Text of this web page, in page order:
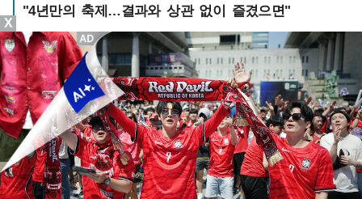
"4년만의 축제…결과와 상관 없이 즐겼으면"
X